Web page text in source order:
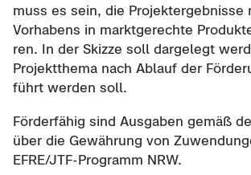
muss es sein, die Pro­jekt­er­geb­nis­se
Vor­ha­bens in markt­ge­rech­te
ren. In der Skiz­ze soll dar­ge­legt
Pro­jekt­the­ma nach Ab­lauf der
führt wer­den soll.
För­der­fä­hig sind Aus­ga­ben gemäß
über die Ge­wäh­rung von
EFRE/JTF-​Programm NRW.